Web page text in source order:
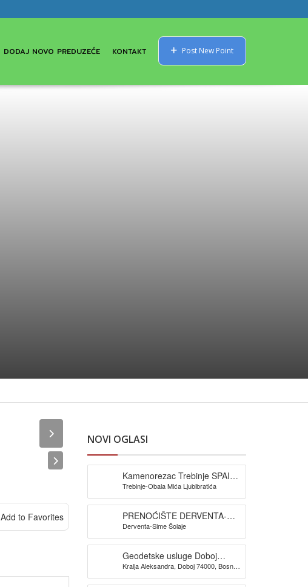
DODAJ NOVO PREDUZEĆE KONTAKT Post New Point
Add to Favorites
NOVI OGLASI
Kamenorezac Trebinje SPAIĆ-
izrada spomenika
Trebinje-Obala Mića Ljubibratića
PRENOĆIŠTE DERVENTA-
Pansion Šljuka
Derventa-Sime Šolaje
Geodetske usluge Doboj
GEOKONIKA
Kralja Aleksandra, Doboj 74000, Bosna i